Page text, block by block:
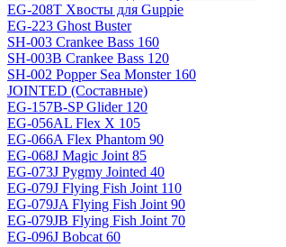
EG-208T Хвосты для Guppie
EG-223 Ghost Buster
SH-003 Crankee Bass 160
SH-003B Crankee Bass 120
SH-002 Popper Sea Monster 160
JOINTED (Составные)
EG-157B-SP Glider 120
EG-056AL Flex X 105
EG-066A Flex Phantom 90
EG-068J Magic Joint 85
EG-073J Pygmy Jointed 40
EG-079J Flying Fish Joint 110
EG-079JA Flying Fish Joint 90
EG-079JB Flying Fish Joint 70
EG-096J Bobcat 60